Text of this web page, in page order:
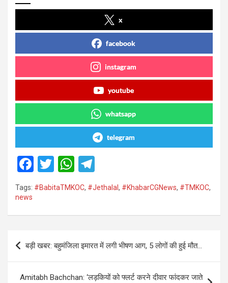
x
facebook
instagram
youtube
whatsapp
telegram
F
a
ce
b
o
k
T
wi
tt
er
W
h
at
s
p
p
el
e
gr
m
Tags: #BabitaTMKOC, #Jethalal, #KhabarCGNews, #TMKOC,
news
Post
navigation
बड़ी खबर: बहुमंजिला इमारत में लगी भीषण आग, 5 लोगों की हुई मौत…
Amitabh Bachchan: ‘लड़कियों को फ्लर्ट करने दीवार फांदकर जाते